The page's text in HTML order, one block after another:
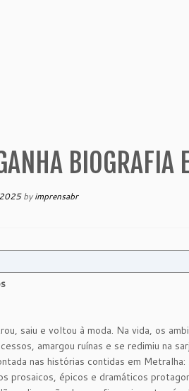
byimprensabr
saiu e voltou à moda. Na vida, os
amargou ruínas e se redimiu na
nas histórias contidas em
prosaicos, épicos e dramáticos